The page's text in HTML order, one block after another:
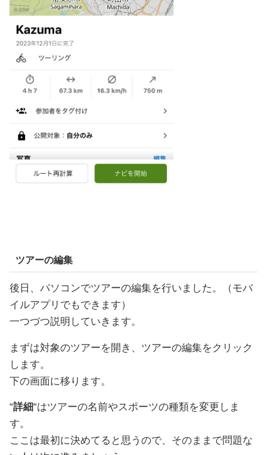
ツアーの編集
後日、パソコンでツアーの編集を行いました。（モバ
イルアプリでもできます）
一つづつ説明していきます。
まずは対象のツアーを開き、ツアーの編集をクリック
します。
下の画面に移ります。
“詳細“はツアーの名前やスポーツの種類を変更しま
す。
ここは最初に決めてると思うので、そのままで問題な